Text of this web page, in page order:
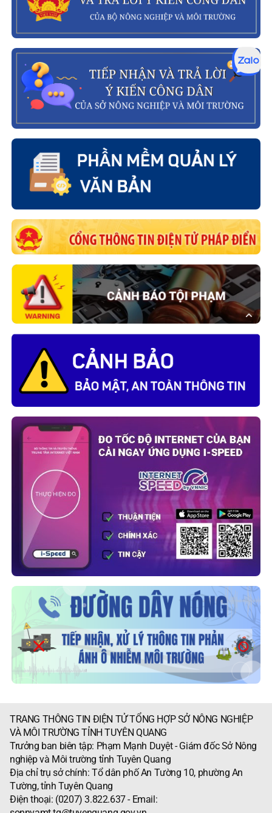
TRANG THÔNG TIN ĐIỆN TỬ TỔNG HỢP SỞ NÔNG NGHIỆP
VÀ MÔI TRƯỜNG TỈNH TUYÊN QUANG
Trưởng ban biên tập: Phạm Mạnh Duyệt - Giám đốc Sở Nông
nghiệp và Môi trường tỉnh Tuyên Quang
Địa chỉ trụ sở chính: Tổ dân phố An Tường 10, phường An
Tường, tỉnh Tuyên Quang
Điện thoại: (0207) 3.822.637 - Email: